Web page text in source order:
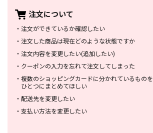
注文について
・ 注文ができているか確認したい
・ 注文した商品は現在どのような状態ですか
・ 注文内容を変更したい(追加したい)
・ クーポンの入力を忘れて注文してしまった
・ 複数のショッピングカードに分かれているものを
ひとつにまとめてほしい
・ 配送先を変更したい
・ 支払い方法を変更したい